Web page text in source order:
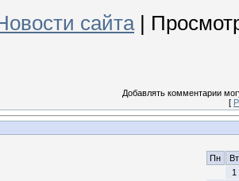
сайта|
Добавлять комментарии
[
Пн
Вт
1